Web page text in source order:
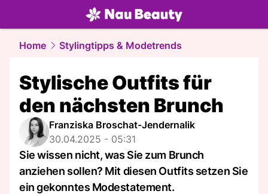
beauty.NAU.ch
Home Stylingtipps & Modetrends
Stylische Outfits für
den nächsten Brunch
Franziska Broschat-Jendernalik
30.04.2025 - 05:31
Sie wissen nicht, was Sie zum Brunch
anziehen sollen? Mit diesen Outfits setzen Sie
ein gekonntes Modestatement.